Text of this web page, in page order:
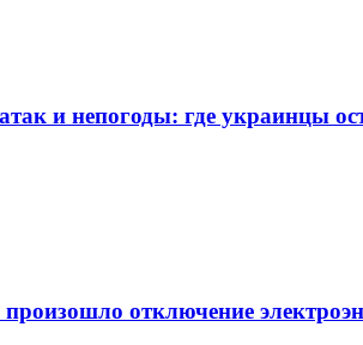
и непогоды: где украинцы
произошло отключение